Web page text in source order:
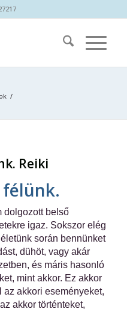
/
Reiki
félünk.
dolgozott belső
igaz. Sokszor elég
során bennünket
dühöt, vagy akár
és máris hasonló
mint akkor. Ez akkor
az akkori eseményeket,
akkor történteket,